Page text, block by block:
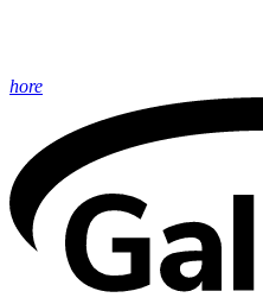
hore